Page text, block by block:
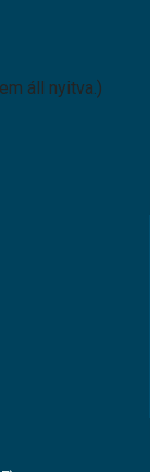
áll nyitva.)